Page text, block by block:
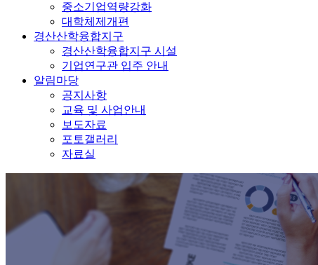
중소기업역량강화
대학체제개편
경산산학융합지구
경산산학융합지구 시설
기업연구관 입주 안내
알림마당
공지사항
교육 및 사업안내
보도자료
포토갤러리
자료실